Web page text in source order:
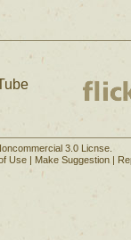
3.0 Licnse.
Use | Make Suggestion |